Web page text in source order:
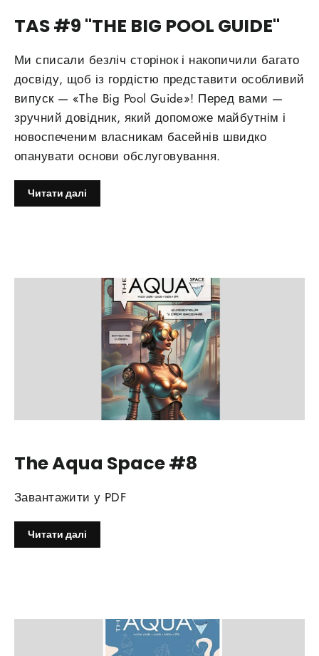
TAS #9 "THE BIG POOL GUIDE"
Ми списали безліч сторінок і накопичили багато
досвіду, щоб із гордістю представити особливий
випуск — «The Big Pool Guide»! Перед вами —
зручний довідник, який допоможе майбутнім і
новоспеченим власникам басейнів швидко
опанувати основи обслуговування.
Читати далі
The Aqua Space #8
Завантажити у PDF
Читати далі